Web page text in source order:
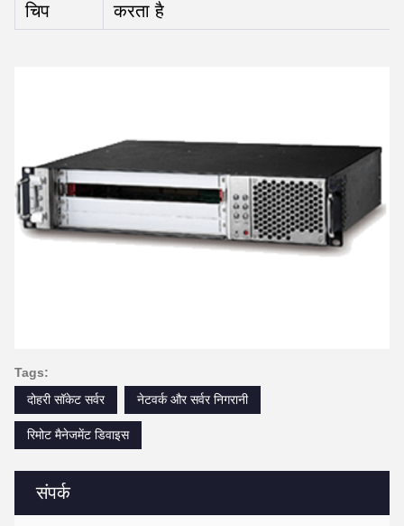
संपर्क
चिप
करता है
Tags:
दोहरी सॉकेट सर्वर
नेटवर्क और सर्वर निगरानी
रिमोट मैनेजमेंट डिवाइस